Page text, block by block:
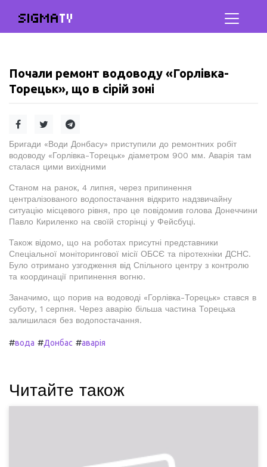
SIGMATV
Почали ремонт водоводу «Горлівка-
Торецьк», що в сірій зоні
Бригади «Води Донбасу» приступили до ремонтних робіт
водоводу «Горлівка-Торецьк» діаметром 900 мм. Аварія там
сталася цими вихідними
Станом на ранок, 4 липня, через припинення
централізованого водопостачання відкрито надзвичайну
ситуацію місцевого рівня, про це повідомив голова Донеччини
Павло Кириленко на своїй сторінці у Фейсбуці.
Також відомо, що на роботах присутні представники
Спеціальної моніторингової місії ОБСЄ та піротехніки ДСНС.
Було отримано узгодження від Спільного центру з контролю
та координації припинення вогню.
Заначимо, що порив на водоводі «Горлівка-Торецьк» стався в
суботу, 1 серпня. Через аварію більша частина Торецька
залишилася без водопостачання.
#вода #Донбас #аварія
Читайте також